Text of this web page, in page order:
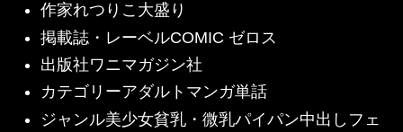
作家れつりこ大盛り
掲載誌・レーベルCOMIC ゼロス
出版社ワニマガジン社
カテゴリーアダルトマンガ単話
ジャンル美少女貧乳・微乳パイパン中出しフェ